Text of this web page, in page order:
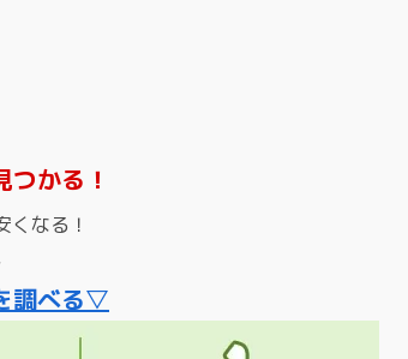
かる！
くなる！
調べる▽